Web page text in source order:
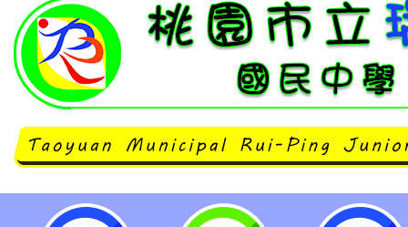
臺灣桃園地方檢察署辦理112年度